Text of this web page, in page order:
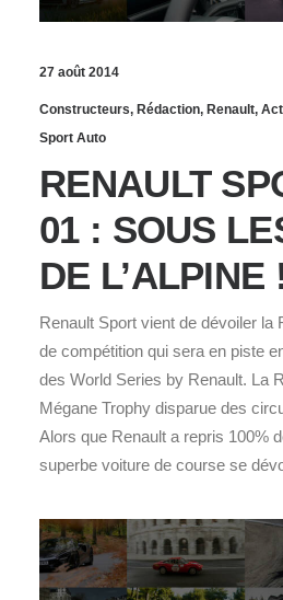
27 août 2014
Constructeurs, Rédaction, Renault,
Sport Auto
RENAULT
01 : SOUS
DE L’ALPINE
Renault Sport vient de dévoiler la
de compétition qui sera en piste
des World Series by Renault. La
Mégane Trophy disparue des
Alors que Renault a repris 100%
superbe voiture de course se